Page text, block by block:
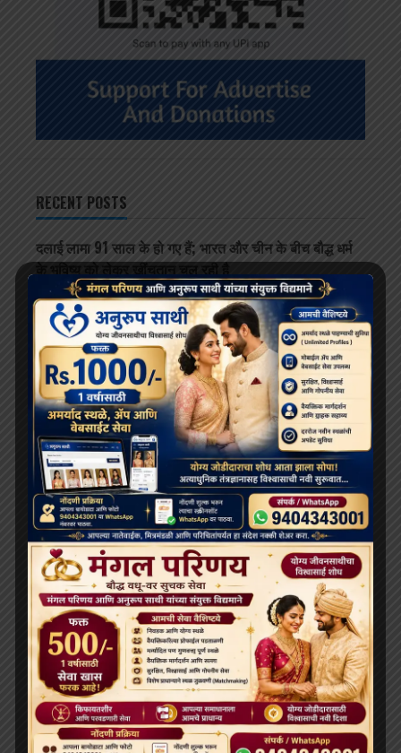
RECENT POSTS
दलाई लामा 91 साल के हो गए हैं; भारत और चीन के बीच बौद्ध धर्म
के भविष्य को लेकर खींचतान चल रही है
भव्य बौद्ध धम्म जुलूस बोमडिला में प्रवेश करता है
‘विकसित भारत 2047’ के लिए बौद्ध मूल्य और आधुनिक विज्ञान
अहम: हिमाचल के राज्यपाल
थाईलैंड के महामहिम राजा ने सड़क दुर्घटना में घायल भिक्षुओं की
देखभाल की जिम्मेदारी ली, शाही संरक्षण में होगा उपचार
दलाई लामा लद्दाख लौटे, भारत के हिमालयी बौद्ध संबंधों को और
मज़बूत किया
ARCHIVES
July 2026
June 2026
May 2026
April 2026
February 2026